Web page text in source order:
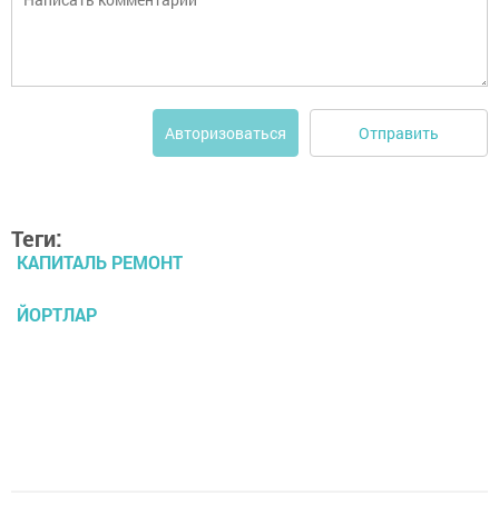
Авторизоваться Отправить
Теги:
КАПИТАЛЬ РЕМОНТ
ЙОРТЛАР